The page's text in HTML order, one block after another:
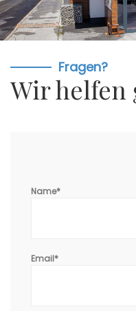
Fragen?
Wir helfen
Name*
Email*